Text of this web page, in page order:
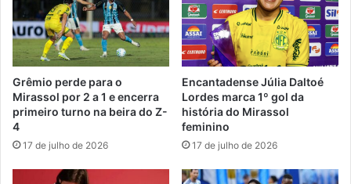
Grêmio perde para o
Mirassol por 2 a 1 e encerra
primeiro turno na beira do Z-
4
17 de julho de 2026
Encantadense Júlia Daltoé
Lordes marca 1º gol da
história do Mirassol
feminino
17 de julho de 2026